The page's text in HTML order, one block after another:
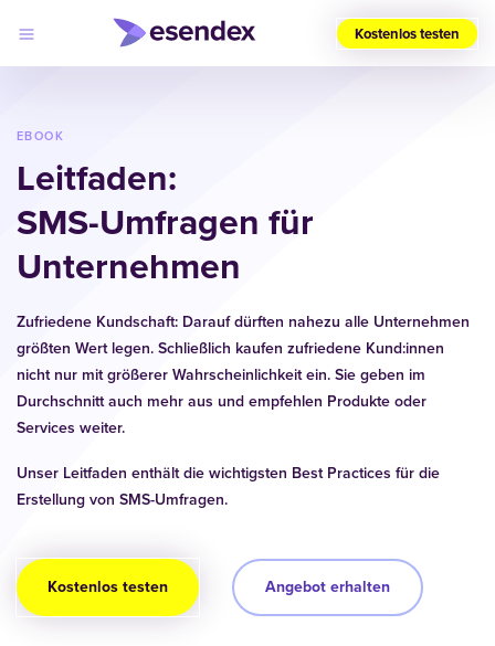
Ihre
(DE)
Produkte
Developers
Warum
Esendex?
Log
Kostenlos testen
EBOOK
Leitfaden:
SMS-Umfragen für
Unternehmen
Zufriedene Kundschaft: Darauf dürften nahezu alle Unternehmen
größten Wert legen. Schließlich kaufen zufriedene Kund:innen
nicht nur mit größerer Wahrscheinlichkeit ein. Sie geben im
Durchschnitt auch mehr aus und empfehlen Produkte oder
Services weiter.
Unser Leitfaden enthält die wichtigsten Best Practices für die
Erstellung von SMS-Umfragen.
Kostenlos testen Angebot erhalten